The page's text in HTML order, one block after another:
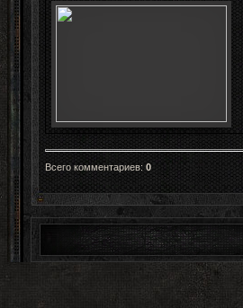
Всего комментариев: 0